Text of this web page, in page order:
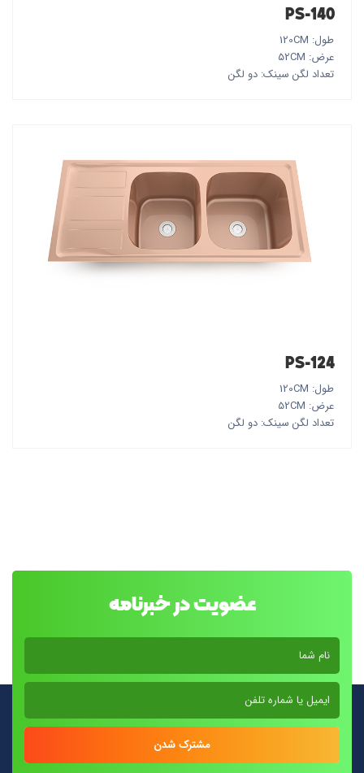
PS-140
طول: 120CM
عرض: 52CM
تعداد لگن سینک: دو لگن
PS-124
طول: 120CM
عرض: 52CM
تعداد لگن سینک: دو لگن
عضویت در خبرنامه
مشترک شدن